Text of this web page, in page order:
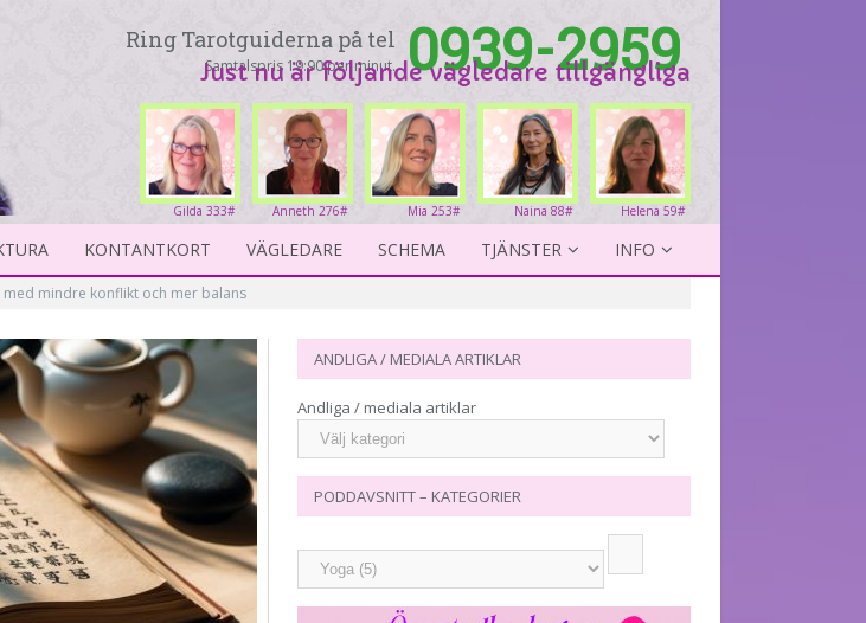
Ring Tarotguiderna på tel
Samtalspris 19:90 per minut. 0939-2959
Just nu är följande vägledare tillgängliga
Helena 59#
Naina 88#
Mia 253#
Anneth 276#
Gilda 333#
KONTANTKORT VÄGLEDARE SCHEMA TJÄNSTER INFO
med mindre konflikt och mer balans
ANDLIGA / MEDIALA ARTIKLAR
Andliga / mediala artiklar
PODDAVSNITT – KATEGORIER